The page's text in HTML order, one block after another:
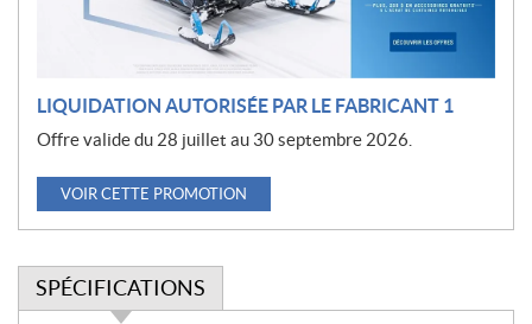
LIQUIDATION AUTORISÉE PAR LE FABRICANT 1
Offre valide du 28 juillet au 30 septembre 2026.
VOIR CETTE PROMOTION
SPÉCIFICATIONS